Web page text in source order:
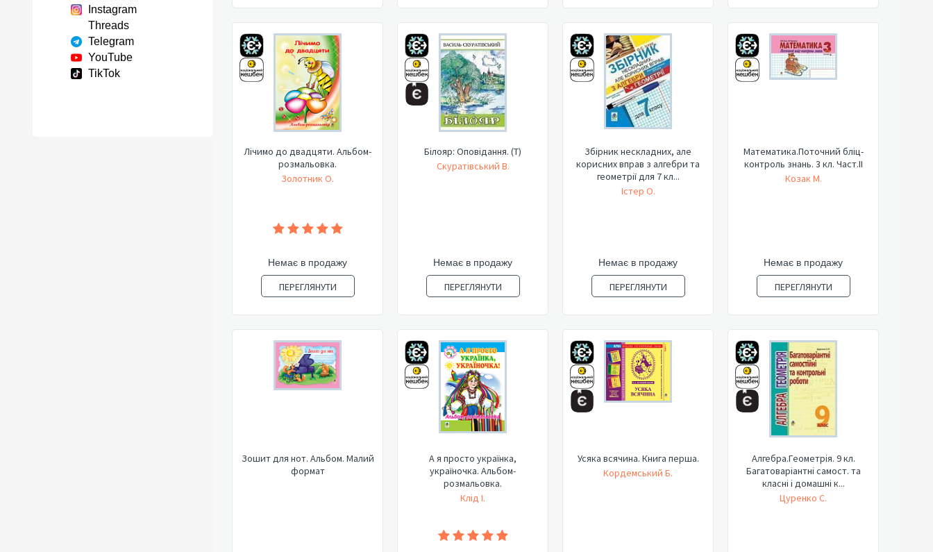
Instagram
Threads
Telegram
YouTube
TikTok
Лічимо до двадцяти. Альбом-
розмальовка.
Золотник О.
Немає в продажу
ПЕРЕГЛЯНУТИ
Білояр: Оповідання. (Т)
Скуратівський В.
Немає в продажу
ПЕРЕГЛЯНУТИ
Збірник нескладних, але
корисних вправ з алгебри та
геометрії для 7 кл...
Істер О.
Немає в продажу
ПЕРЕГЛЯНУТИ
Математика.Поточний бліц-
контроль знань. 3 кл. Част.ІІ
Козак М.
Немає в продажу
ПЕРЕГЛЯНУТИ
Зошит для нот. Альбом. Малий
формат
А я просто українка,
україночка. Альбом-
розмальовка.
Клід І.
Усяка всячина. Книга перша.
Кордемський Б.
Алгебра.Геометрія. 9 кл.
Багатоваріантні самост. та
класні і домашні к...
Цуренко С.